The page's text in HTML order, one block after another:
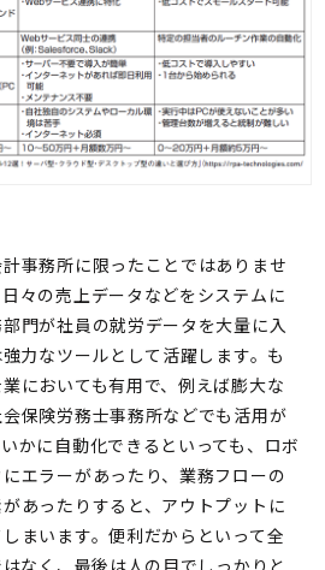
事務所に限ったことではありませ
々の売上データなどをシステムに
門が社員の就労データを大量に入
力なツールとして活躍します。も
においても有用で、例えば膨大な
保険労務士事務所などでも活用が
かに自動化できるといっても、ロボ
エラーがあったり、業務フローの
あったりすると、アウトプットに
まいます。便利だからといって全
なく、最後は人の目でしっかりと